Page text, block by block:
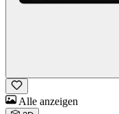
Alle anzeigen